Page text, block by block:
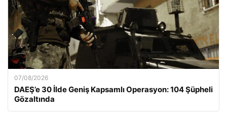
07/08/2026
DAEŞ’e 30 İlde Geniş Kapsamlı Operasyon: 104 Şüpheli
Gözaltında